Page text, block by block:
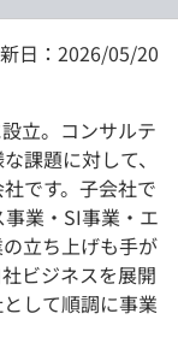
日：2026/05/20
立。コンサルテ
課題に対して、
です。子会社で
業・SI事業・エ
立ち上げも手が
ビジネスを展開
して順調に事業